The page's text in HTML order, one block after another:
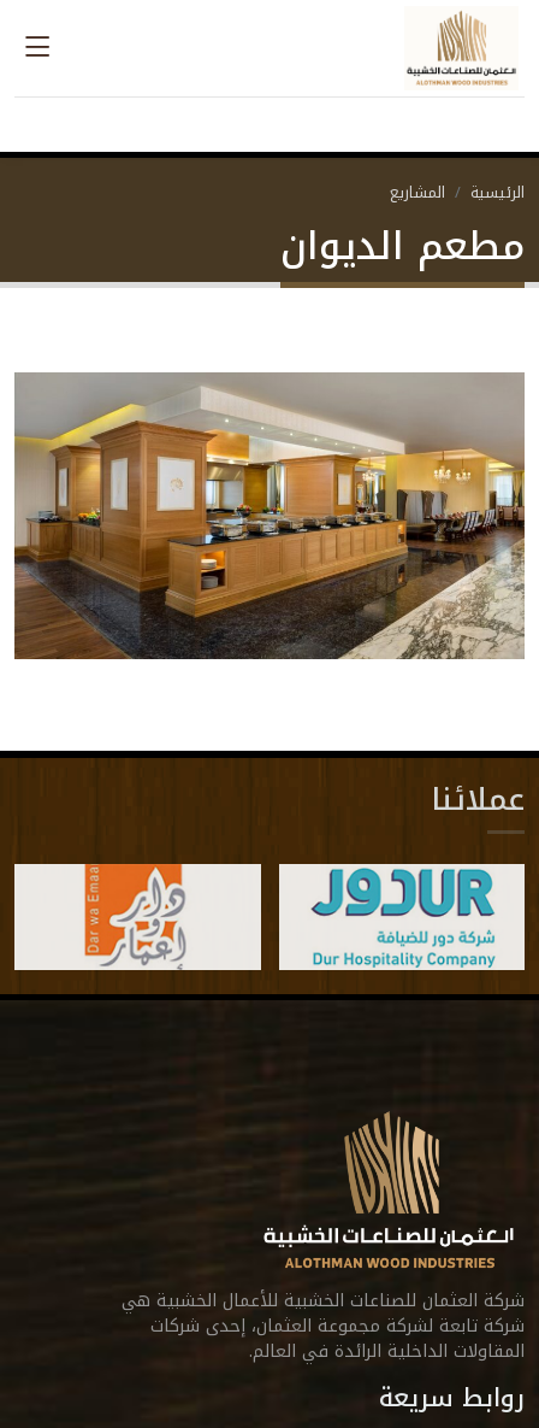
الرئيسية المشاريع
مطعم الديوان
عملائنا
شركة العثمان للصناعات الخشبية للأعمال الخشبية هي
شركة تابعة لشركة مجموعة العثمان، إحدى شركات
المقاولات الداخلية الرائدة في العالم.
روابط سريعة